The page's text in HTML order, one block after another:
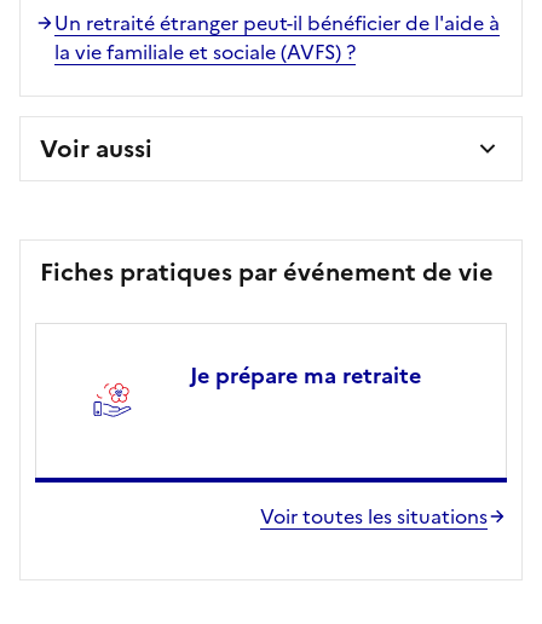
Un retraité étranger peut-il bénéficier de l'aide à
la vie familiale et sociale (AVFS) ?
Voir aussi
Fiches pratiques par événement de vie
Je prépare ma retraite
Voir toutes les situations